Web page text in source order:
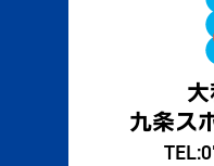
九条ス
TEL: